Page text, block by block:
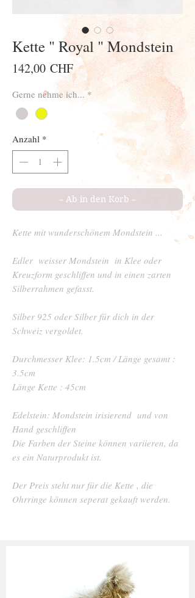
Kette " Royal " Mondstein
142,00 CHFPreis
Gerne nehme ich... *
Anzahl *
– Ab in den Korb –
Kette mit wunderschönem Mondstein ...
Edler weisser Mondstein in Klee oder
Kreuzform geschliffen und in einen zarten
Silberrahmen gefasst.
Silber 925 oder Silber für dich in der
Schweiz vergoldet.
Durchmesser Klee: 1.5cm / Länge gesamt :
3.5cm
Länge Kette : 45cm
Edelstein: Mondstein irisierend und von
Hand geschliffen
Die Farben der Steine können variieren, da
es ein Naturprodukt ist.
Der Preis steht nur für die Kette , die
Ohrringe können seperat gekauft werden.